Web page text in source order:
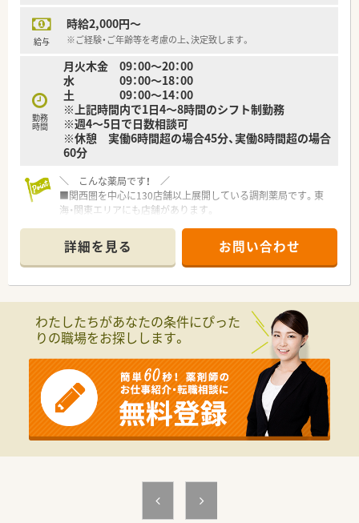
給与
時給2,000円～
※ご経験・ご年齢等を考慮の上、決定致します。
勤務
時間
月火木金 09：00～20：00
水 09：00～18：00
土 09：00～14：00
※上記時間内で1日4～8時間のシフト制勤務
※週4～5日で日数相談可
※休憩 実働6時間超の場合45分、実働8時間超の場合
60分
＼ こんな薬局です！ ／
■関西圏を中心に130店舗以上展開している調剤薬局です。東
海・関東エリアにも店舗があります。
の働き方に対して大変理解ある会社です。
■患者様にストレスなく過ごして頂くため、内外装共におしゃれ
な雰囲気作りを心掛け、店舗づくりにもこだわりを持っていま
す。
が見込めない薬局でも、薬局が無いと困る患者様がいれば地域の
為に買い取り運営する程、地域貢献に意欲的な取り組みをしてい
ます。
＼ コンサルタントおすすめポイント★ ／
■ヘルプ体制充実！近隣に店舗展開が多いだけでなく、ラウンダ
ー勤務の社員さんもいらっしゃるので、急なお休みが発生する場
合も安心出来ます。
■薬局事業の他にも、医師の開業支援事業も手掛けており、クリ
ニックの開院と同時に新規出店をおこないますので、医師との協
力関係が深いのも特徴です。
＼ こんな方におすすめ！ ／
★働く女性に優しい会社で働きたい方
詳細を見る お問い合わせ
わたしたちがあなたの条件にぴった
りの職場をお探しします。